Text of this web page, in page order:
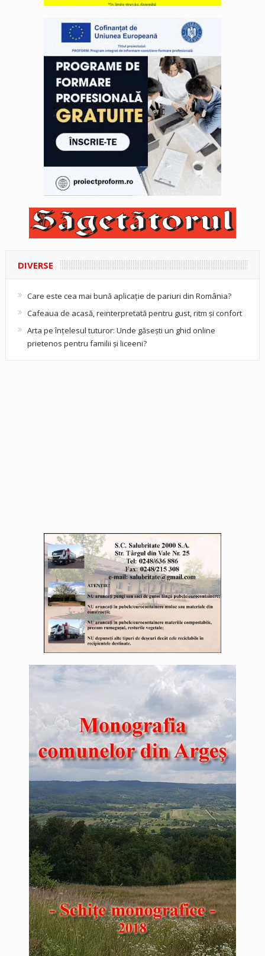
DIVERSE
Care este cea mai bună aplicație de pariuri din România?
Cafeaua de acasă, reinterpretată pentru gust, ritm și confort
Arta pe înțelesul tuturor: Unde găsești un ghid online
prietenos pentru familii și liceeni?